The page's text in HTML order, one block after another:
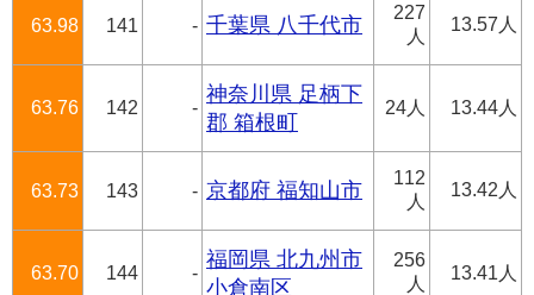
63.98 141 - 千葉県 八千代市
227
人
13.57人
63.76 142 -
神奈川県 足柄下
郡 箱根町
24人 13.44人
63.73 143 - 京都府 福知山市
112
人
13.42人
63.70 144 -
福岡県 北九州市
小倉南区
256
人
13.41人